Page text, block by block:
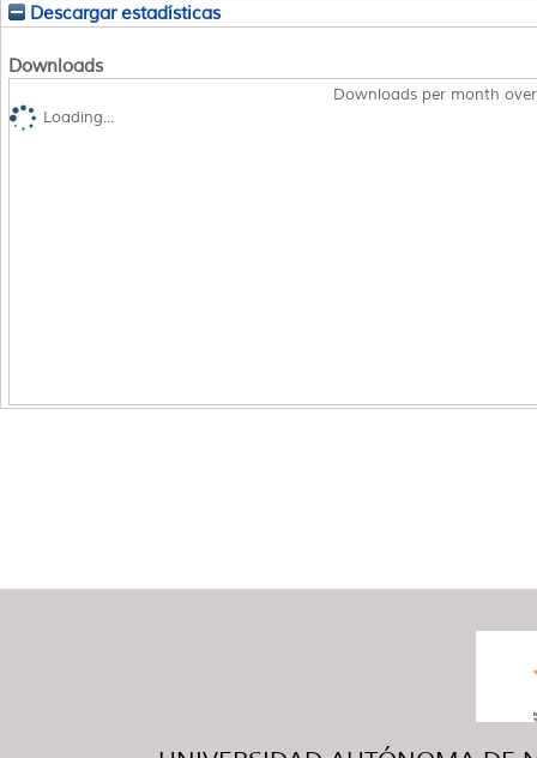
Descargar estadísticas
Downloads
Downloads per month
Loading...